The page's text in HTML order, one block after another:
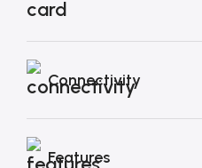
Connectivity
Features